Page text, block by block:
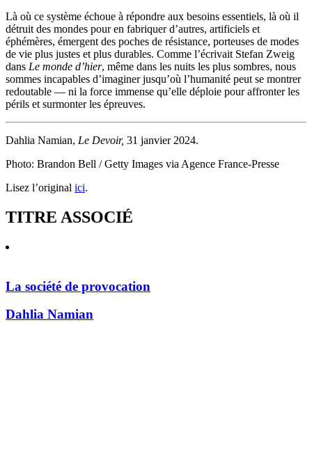
Là où ce système échoue à répondre aux besoins essentiels, là où il
détruit des mondes pour en fabriquer d’autres, artificiels et
éphémères, émergent des poches de résistance, porteuses de modes
de vie plus justes et plus durables. Comme l’écrivait Stefan Zweig
dans Le monde d’hier, même dans les nuits les plus sombres, nous
sommes incapables d’imaginer jusqu’où l’humanité peut se montrer
redoutable — ni la force immense qu’elle déploie pour affronter les
périls et surmonter les épreuves.
Dahlia Namian, Le Devoir, 31 janvier 2024.
Photo: Brandon Bell / Getty Images via Agence France-Presse
Lisez l’original ici.
TITRE ASSOCIÉ
La société de provocation
Dahlia Namian